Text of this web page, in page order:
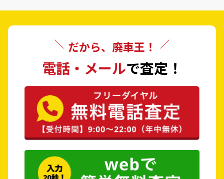
だから、廃車王！
電話・メールで査定！